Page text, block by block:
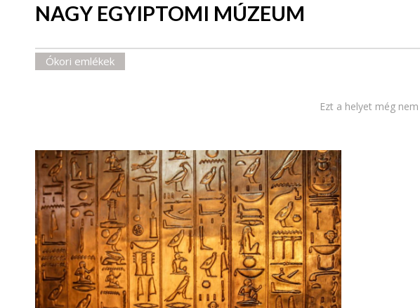
NAGY EGYIPTOMI MÚZEUM
Ókori emlékek
Ezt a helyet még